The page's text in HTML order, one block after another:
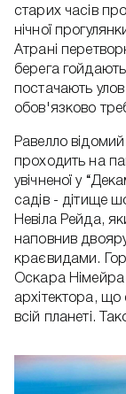
старих часів
нічної
Атрані
берега
постачають
обов'язково
Равелло
проходить на
увічненої у
садів - дітище
Невіла Рейда,
наповнив
краєвидами.
Оскара Німейра
архітектора, що
всій планеті.